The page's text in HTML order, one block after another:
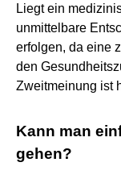
Liegt ein
unmittelbare
erfolgen, da eine
den
Zweitmeinung ist
Kann man
gehen?